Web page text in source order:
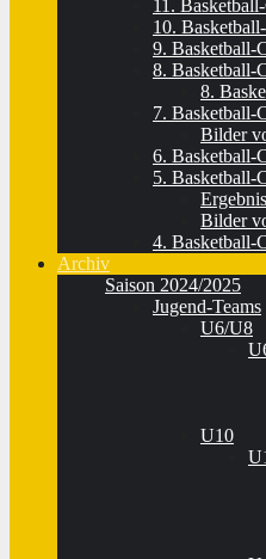
11.
10.
9. Basketball-
8. Basketball-
8.
7. Basketball-
Bilder
6. Basketball-
5. Basketball-
Bilder
4. Basketball-
Archiv
Saison 2024/2025
Jugend-Teams
U6/U8
U10